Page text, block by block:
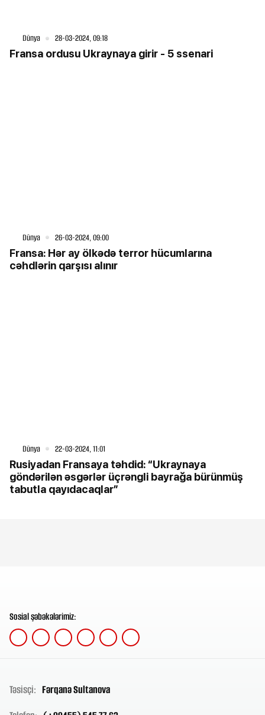
Dünya 28-03-2024, 09:18
Fransa ordusu Ukraynaya girir - 5 ssenari
Dünya 26-03-2024, 09:00
Fransa: Hər ay ölkədə terror hücumlarına
cəhdlərin qarşısı alınır
Dünya 22-03-2024, 11:01
Rusiyadan Fransaya təhdid: “Ukraynaya
göndərilən əsgərlər üçrəngli bayrağa bürünmüş
tabutla qayıdacaqlar”
Sosial şəbəkələrimiz:
Təsisçi: Fərqanə Sultanova